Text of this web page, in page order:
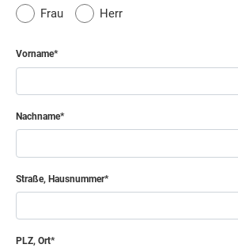
Frau Herr
Vorname
Nachname
Straße, Hausnummer
PLZ, Ort